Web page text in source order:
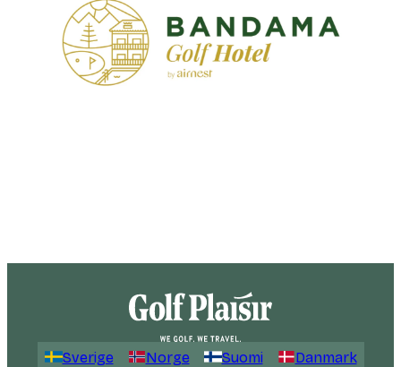
Sverige Norge Suomi Danmark